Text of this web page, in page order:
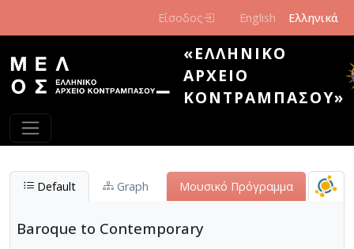
Είσοδος English Ελληνικά
«ΕΛΛΗΝΙΚΌ
ΑΡΧΕΊΟ
ΚΟΝΤΡΑΜΠΆΣΟΥ»
Default Graph Μουσικό Πρόγραμμα
Baroque to Contemporary